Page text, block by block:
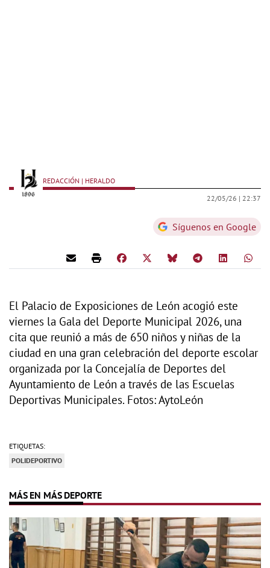
REDACCIÓN | HERALDO
22/05/26 | 22:37
Síguenos en Google
El Palacio de Exposiciones de León acogió este
viernes la Gala del Deporte Municipal 2026, una
cita que reunió a más de 650 niños y niñas de la
ciudad en una gran celebración del deporte escolar
organizada por la Concejalía de Deportes del
Ayuntamiento de León a través de las Escuelas
Deportivas Municipales. Fotos: AytoLeón
ETIQUETAS:
POLIDEPORTIVO
MÁS EN MÁS DEPORTE